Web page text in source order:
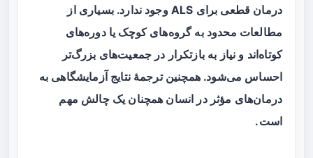
درمان قطعی برای ALS وجود ندارد. بسیاری از
مطالعات محدود به گروه‌های کوچک یا دوره‌های
کوتاه‌اند و نیاز به بازتکرار در جمعیت‌های بزرگ‌تر
احساس می‌شود. همچنین ترجمهٔ نتایج آزمایشگاهی به
درمان‌های مؤثر در انسان همچنان یک چالش مهم
است.